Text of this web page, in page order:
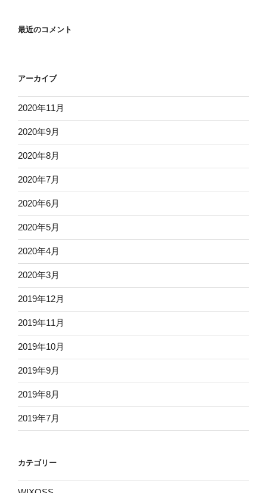
最近のコメント
アーカイブ
2020年11月
2020年9月
2020年8月
2020年7月
2020年6月
2020年5月
2020年4月
2020年3月
2019年12月
2019年11月
2019年10月
2019年9月
2019年8月
2019年7月
カテゴリー